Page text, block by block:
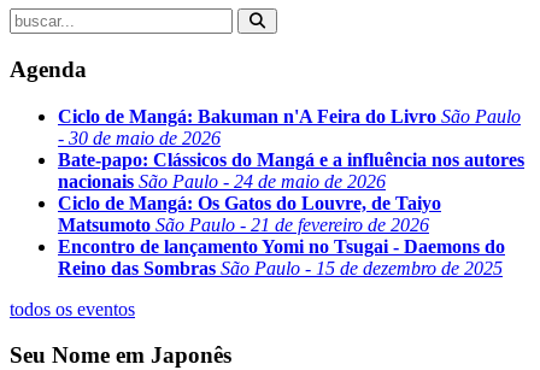
Agenda
Ciclo de Mangá: Bakuman n'A Feira do Livro São Paulo
- 30 de maio de 2026
Bate-papo: Clássicos do Mangá e a influência nos autores
nacionais São Paulo - 24 de maio de 2026
Ciclo de Mangá: Os Gatos do Louvre, de Taiyo
Matsumoto São Paulo - 21 de fevereiro de 2026
Encontro de lançamento Yomi no Tsugai - Daemons do
Reino das Sombras São Paulo - 15 de dezembro de 2025
todos os eventos
Seu Nome em Japonês